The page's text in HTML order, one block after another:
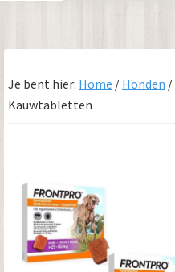
Je bent hier: Home / Honden /
Kauwtabletten